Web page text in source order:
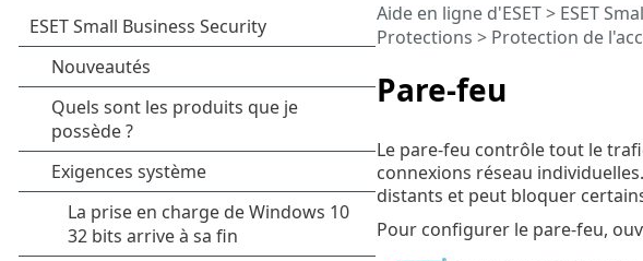
Pare-feu
Aide en ligne d'ESET> ESET
Protections > Protection de
Le pare-feu contrôle tout le
connexions réseau
distants et peut bloquer
Pour configurer le pare-feu,